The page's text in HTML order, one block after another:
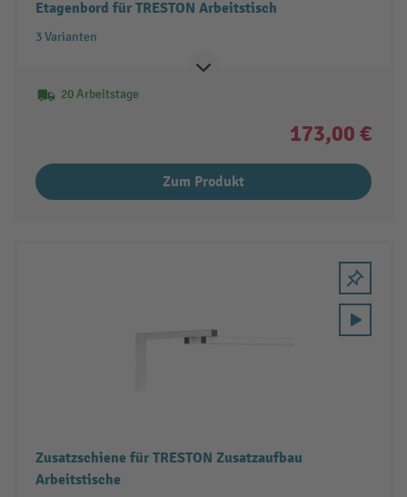
Etagenbord für TRESTON Arbeitstisch
3 Varianten
20 Arbeitstage
173,00 €
Zum Produkt
Zusatzschiene für TRESTON Zusatzaufbau
Arbeitstische